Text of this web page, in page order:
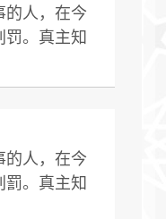
的人，在今
罚。真主知
的人，在今
罰。真主知